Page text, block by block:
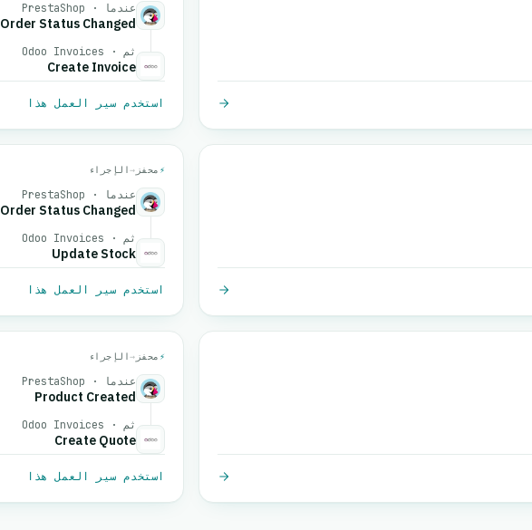
عندما · PrestaShop
Order Status Changed
ثم · Odoo Invoices
Create Invoice
استخدم سير العمل هذا
⚡ محفز →الإجراء
عندما · PrestaShop
Order Status Changed
ثم · Odoo Invoices
Update Stock
استخدم سير العمل هذا
⚡ محفز →الإجراء
عندما · PrestaShop
Product Created
ثم · Odoo Invoices
Create Quote
استخدم سير العمل هذا